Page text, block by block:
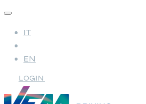
IT
EN
LOGIN